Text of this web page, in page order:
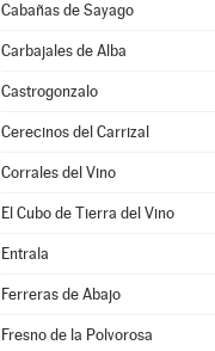
Cabañas de Sayago
Carbajales de Alba
Castrogonzalo
Cerecinos del Carrizal
Corrales del Vino
El Cubo de Tierra del Vino
Entrala
Ferreras de Abajo
Fresno de la Polvorosa